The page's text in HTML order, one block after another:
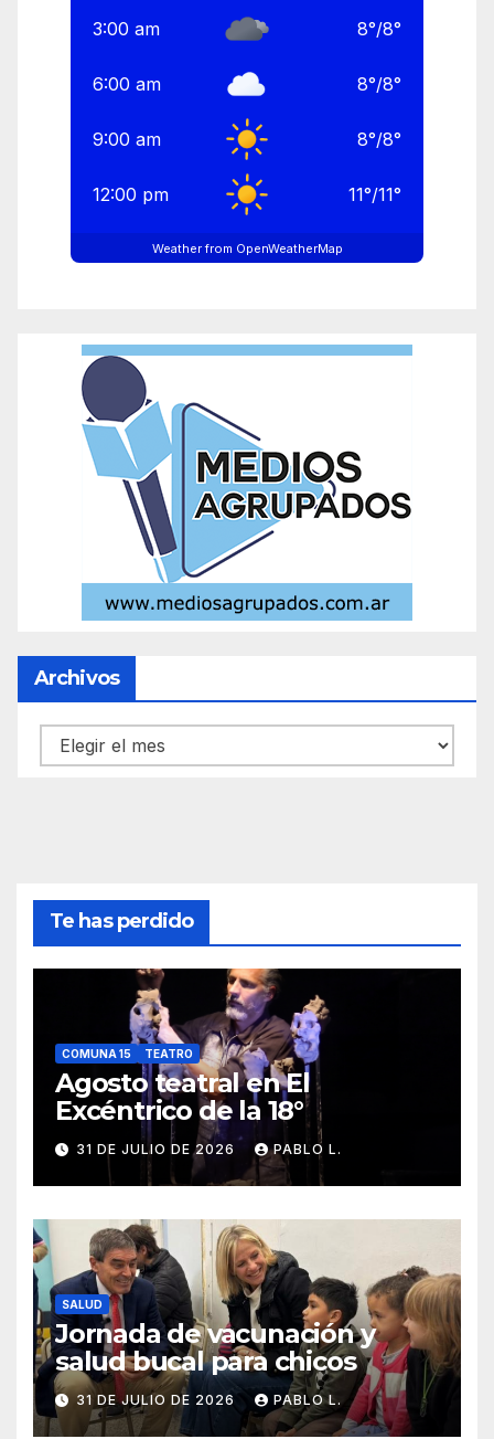
3:00 am 8°/8°
6:00 am 8°/8°
9:00 am 8°/8°
12:00 pm 11°/11°
Weather from OpenWeatherMap
Archivos
Archivos
Te has perdido
COMUNA 15 TEATRO
Agosto teatral en El
Excéntrico de la 18°
31 DE JULIO DE 2026 PABLO L.
SALUD
Jornada de vacunación y
salud bucal para chicos
31 DE JULIO DE 2026 PABLO L.